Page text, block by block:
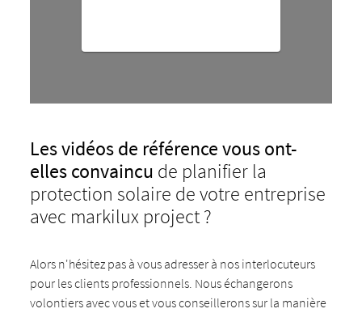
Les vidéos de référence vous ont-
elles convaincu de planifier la
protection solaire de votre entreprise
avec markilux project ?
Alors n'hésitez pas à vous adresser à nos interlocuteurs
pour les clients professionnels. Nous échangerons
volontiers avec vous et vous conseillerons sur la manière